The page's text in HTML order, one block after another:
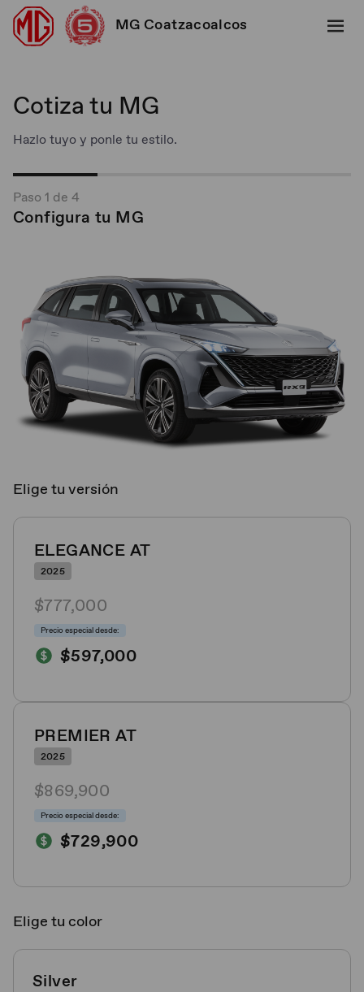
MG Coatzacoalcos
Cotiza tu MG
Hazlo tuyo y ponle tu estilo.
Paso 1 de 4
Configura tu MG
Elige tu versión
ELEGANCE AT
2025
$777,000
Precio especial desde:
$597,000
PREMIER AT
2025
$869,900
Precio especial desde:
$729,900
Elige tu color
Silver